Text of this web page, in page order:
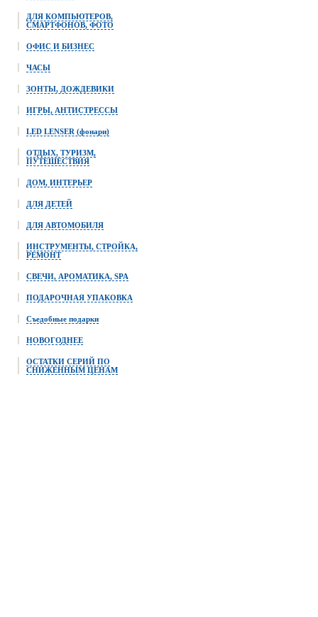
ДЛЯ КОМПЬЮТЕРОВ,
СМАРТФОНОВ, ФОТО
ОФИС И БИЗНЕС
ЧАСЫ
ЗОНТЫ, ДОЖДЕВИКИ
ИГРЫ, АНТИСТРЕССЫ
LED LENSER (фонари)
ОТДЫХ, ТУРИЗМ,
ПУТЕШЕСТВИЯ
ДОМ, ИНТЕРЬЕР
ДЛЯ ДЕТЕЙ
ДЛЯ АВТОМОБИЛЯ
ИНСТРУМЕНТЫ, СТРОЙКА,
РЕМОНТ
СВЕЧИ, АРОМАТИКА, SPA
ПОДАРОЧНАЯ УПАКОВКА
Съедобные подарки
НОВОГОДНЕЕ
ОСТАТКИ СЕРИЙ ПО
СНИЖЕННЫМ ЦЕНАМ